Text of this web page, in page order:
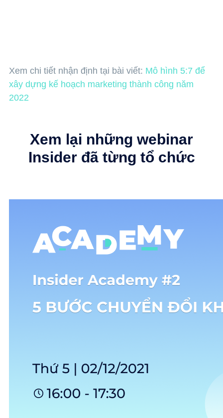
Next
Xem chi tiết nhận định tại bài viết: Mô hình 5:7 để
xây dựng kế hoạch marketing thành công năm
2022
Xem lại những webinar
Insider đã từng tổ chức​